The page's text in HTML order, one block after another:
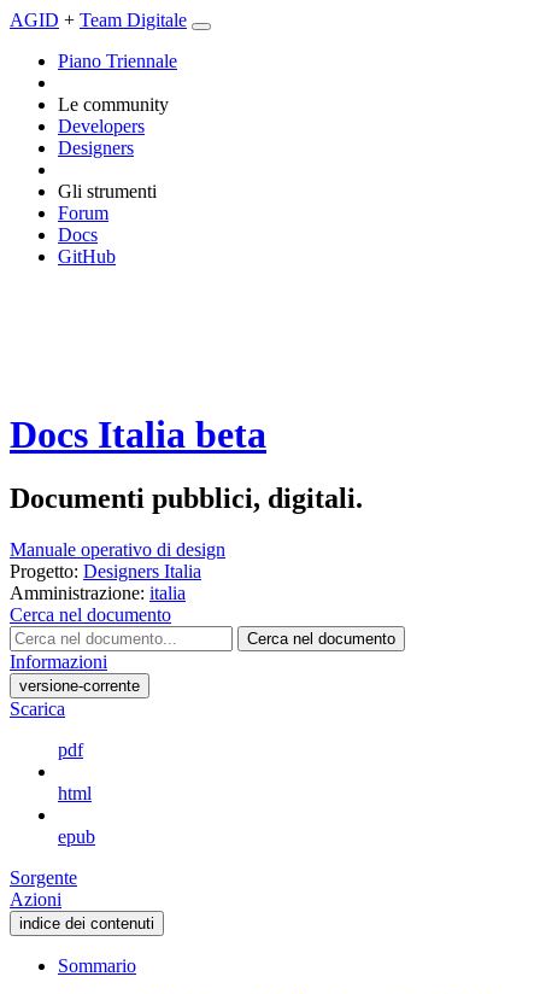
AGID + Team Digitale
Piano Triennale
Le community
Developers
Designers
Gli strumenti
Forum
Docs
GitHub
Docs Italia beta
Documenti pubblici, digitali.
Manuale operativo di design
Progetto: Designers Italia
Amministrazione: italia
Cerca nel documento
Cerca nel documento
Informazioni
versione-corrente
Scarica
pdf
html
epub
Sorgente
Azioni
indice dei contenuti
Sommario